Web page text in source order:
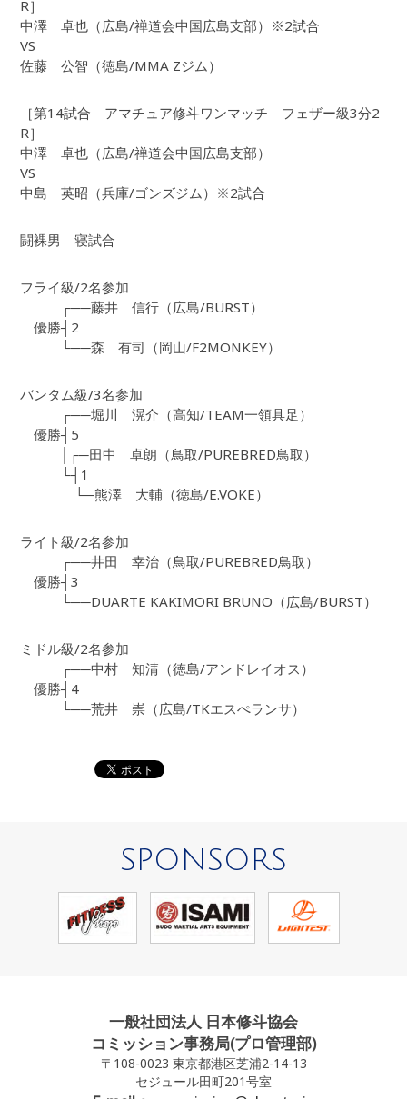
R］
中澤 卓也（広島/禅道会中国広島支部）※2試合
VS
佐藤 公智（徳島/MMA Zジム）
［第14試合 アマチュア修斗ワンマッチ フェザー級3分2
R］
中澤 卓也（広島/禅道会中国広島支部）
VS
中島 英昭（兵庫/ゴンズジム）※2試合
闘裸男 寝試合
フライ級/2名参加
┌──藤井 信行（広島/BURST）
優勝┤2
└──森 有司（岡山/F2MONKEY）
バンタム級/3名参加
┌──堀川 滉介（高知/TEAM一領具足）
優勝┤5
│┌─田中 卓朗（鳥取/PUREBRED鳥取）
└┤1
└─熊澤 大輔（徳島/E.VOKE）
ライト級/2名参加
┌──井田 幸治（鳥取/PUREBRED鳥取）
優勝┤3
└──DUARTE KAKIMORI BRUNO（広島/BURST）
ミドル級/2名参加
┌──中村 知清（徳島/アンドレイオス）
優勝┤4
└──荒井 崇（広島/TKエスぺランサ）
SPONSORS
一般社団法人 日本修斗協会
コミッション事務局(プロ管理部)
〒108-0023 東京都港区芝浦2-14-13
セジュール田町201号室